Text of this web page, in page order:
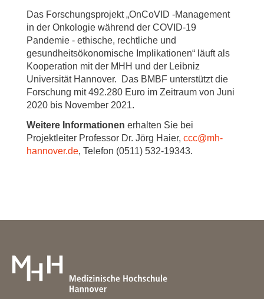
Das Forschungsprojekt „OnCoVID -Management
in der Onkologie während der COVID-19
Pandemie - ethische, rechtliche und
gesundheitsökonomische Implikationen“ läuft als
Kooperation mit der MHH und der Leibniz
Universität Hannover. Das BMBF unterstützt die
Forschung mit 492.280 Euro im Zeitraum von Juni
2020 bis November 2021.
Weitere Informationen erhalten Sie bei
Projektleiter Professor Dr. Jörg Haier, ccc@mh-
hannover.de, Telefon (0511) 532-19343.